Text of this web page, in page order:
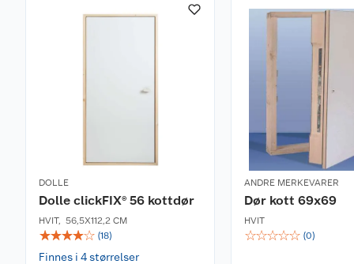
DOLLE
Dolle clickFIX® 56 kottdør
HVIT, 56,5X112,2 CM
☆☆☆☆☆ (18)
Finnes i 4 størrelser
ANDRE MERKEVARER
Dør kott 69x69
HVIT
☆☆☆☆☆ (0)